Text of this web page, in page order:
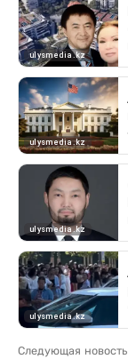
Следующая новость